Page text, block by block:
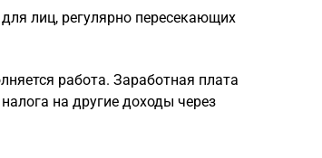
лиц, регулярно пересекающих
работа. Заработная плата
на другие доходы через